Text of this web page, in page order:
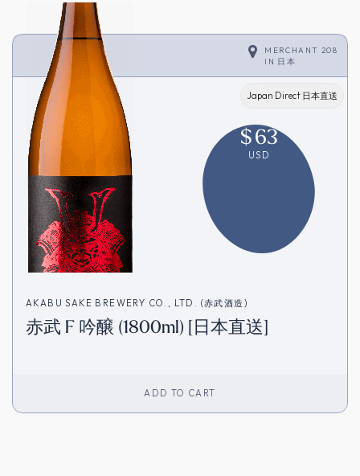
MERCHANT 208
IN 日本
Japan Direct 日本直送
$63
USD
AKABU SAKE BREWERY CO., LTD. (赤武酒造)
赤武 F 吟醸 (1800ml) [日本直送]
ADD TO CART